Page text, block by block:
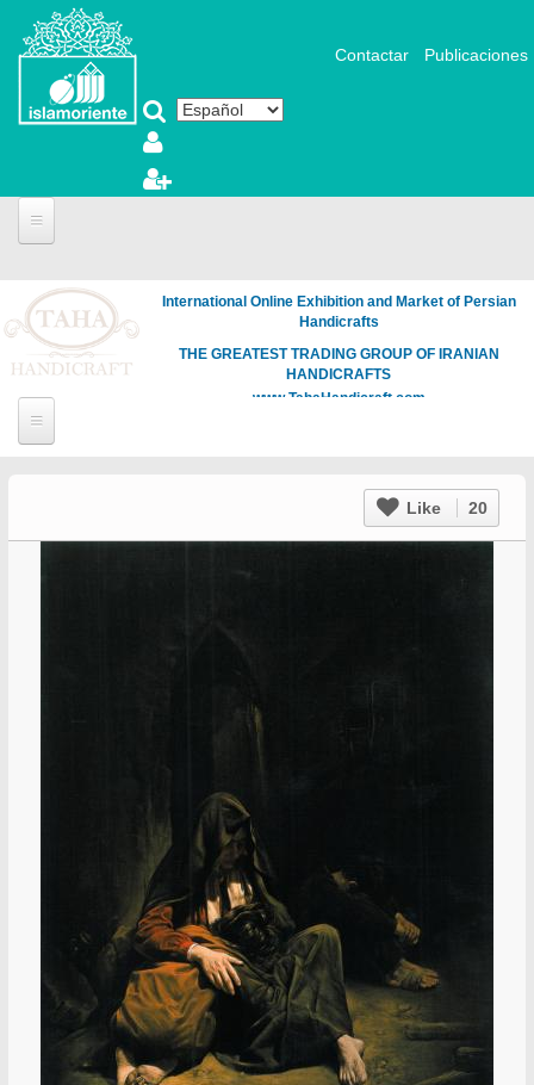
Pasar al contenido principal
Contactar Publicaciones
International Online Exhibition and Market of Persian
Handicrafts
THE GREATEST TRADING GROUP OF IRANIAN
HANDICRAFTS
www.TahaHandicraft.com
Like 20